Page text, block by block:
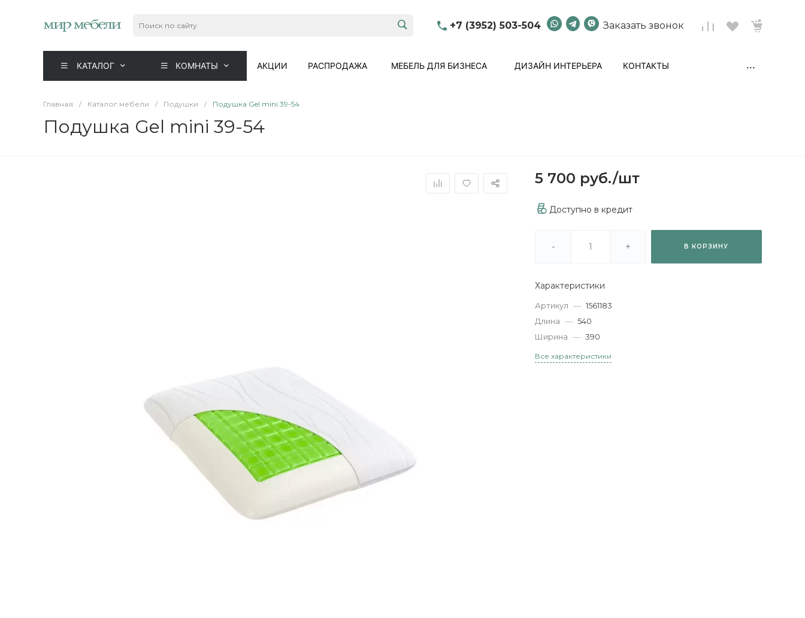
+7 (3952) 503-504 Заказать звонок
КАТАЛОГ КОМНАТЫ АКЦИИ РАСПРОДАЖА МЕБЕЛЬ ДЛЯ БИЗНЕСА ДИЗАЙН ИНТЕРЬЕРА КОНТАКТЫ ...
Главная / Каталог мебели / Подушки / Подушка Gel mini 39-54
Подушка Gel mini 39-54
5 700 руб./шт
Доступно в кредит
- + В КОРЗИНУ
Характеристики
Артикул — 1561183
Длина — 540
Ширина — 390
Все характеристики